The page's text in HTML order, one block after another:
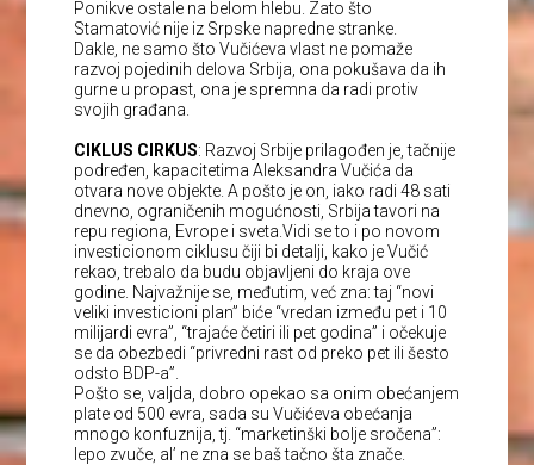
Ponikve ostale na belom hlebu. Zato što
Stamatović nije iz Srpske napredne stranke.
Dakle, ne samo što Vučićeva vlast ne pomaže
razvoj pojedinih delova Srbija, ona pokušava da ih
gurne u propast, ona je spremna da radi protiv
svojih građana.
CIKLUS CIRKUS: Razvoj Srbije prilagođen je, tačnije
podređen, kapacitetima Aleksandra Vučića da
otvara nove objekte. A pošto je on, iako radi 48 sati
dnevno, ograničenih mogućnosti, Srbija tavori na
repu regiona, Evrope i sveta.Vidi se to i po novom
investicionom ciklusu čiji bi detalji, kako je Vučić
rekao, trebalo da budu objavljeni do kraja ove
godine. Najvažnije se, međutim, već zna: taj “novi
veliki investicioni plan” biće “vredan između pet i 10
milijardi evra”, “trajaće četiri ili pet godina” i očekuje
se da obezbedi “privredni rast od preko pet ili šesto
odsto BDP-a”.
Pošto se, valjda, dobro opekao sa onim obećanjem
plate od 500 evra, sada su Vučićeva obećanja
mnogo konfuznija, tj. “marketinški bolje sročena”:
lepo zvuče, al’ ne zna se baš tačno šta znače.